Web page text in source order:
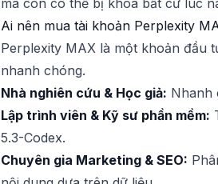
mà còn có thể bị khóa bất cứ lúc
Ai nên mua tài khoản Perplexity
Perplexity MAX là một khoản đầu
nhanh chóng.
Nhà nghiên cứu & Học giả: Nhanh
Lập trình viên & Kỹ sư phần mềm:
5.3-Codex.
Chuyên gia Marketing & SEO: